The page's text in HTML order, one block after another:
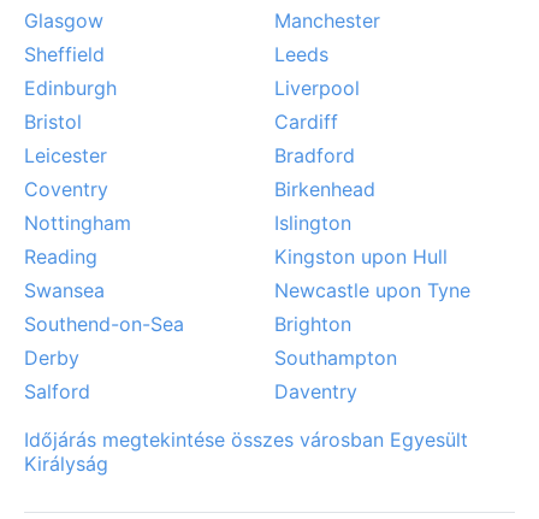
Glasgow
Manchester
Sheffield
Leeds
Edinburgh
Liverpool
Bristol
Cardiff
Leicester
Bradford
Coventry
Birkenhead
Nottingham
Islington
Reading
Kingston upon Hull
Swansea
Newcastle upon Tyne
Southend-on-Sea
Brighton
Derby
Southampton
Salford
Daventry
Időjárás megtekintése összes városban Egyesült
Királyság